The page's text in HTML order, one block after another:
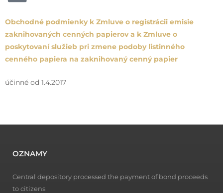
Obchodné podmienky k Zmluve o registrácii emisie
zaknihovaných cenných papierov a k Zmluve o
poskytovaní služieb pri zmene podoby listinného
cenného papiera na zaknihovaný cenný papier
účinné od 1.4.2017
OZNAMY
Central depository processed the payment of bond proceeds
to citizens